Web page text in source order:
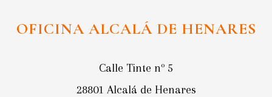
OFICINA ALCALÁ DE HENARES
Calle Tinte nº 5
28801 Alcalá de Henares